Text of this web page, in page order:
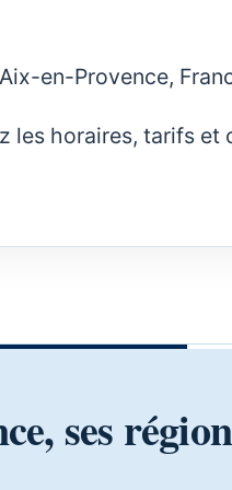
en-Provence,
horaires, tarifs et
ses